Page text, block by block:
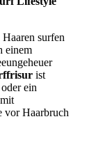
surfen
einem
ist
ein
vor Haarbruch